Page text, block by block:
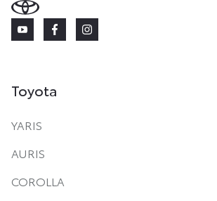
Toyota
YARIS
AURIS
COROLLA